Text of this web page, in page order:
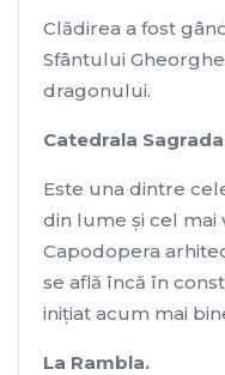
Clădirea a fost
Sfântului
dragonului.
Catedrala
Este una dintre
din lume și cel mai
Capodopera
se află încă în
inițiat acum mai
La Rambla.